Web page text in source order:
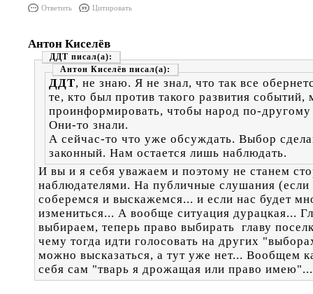
Ответить Цитировать
Антон Киселёв
ДДТ
Антон Киселёв
ДДТ, не знаю. Я не знал, что так все
те, кто был против такого развития событий,
проинформировать, чтобы народ по-другому
Они-то знали.
А сейчас-то что уже обсуждать. Выбор
законный. Нам остается лишь наблюдать.
И вы и я себя уважаем и поэтому не станем
наблюдателями. На публичные слушания
соберемся и выскажемся... и если нас будет
измениться... А вообще ситуация дурацкая...
выбираем, теперь право выбирать главу
чему тогда идти голосовать на других
можно высказаться, а тут уже нет... Вообщем
себя сам "тварь я дрожащая или право имею"...